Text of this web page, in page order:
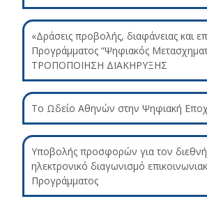
«Δράσεις προβολής, διαφάνειας και
Προγράμματος “Ψηφιακός
ΤΡΟΠΟΠΟΙΗΣΗ ΔΙΑΚΗΡΥΞΗΣ
Το Ωδείο Αθηνών στην Ψηφιακή
Υποβολής προσφορών για τον διεθνή
ηλεκτρονικό διαγωνισμό
Προγράμματος